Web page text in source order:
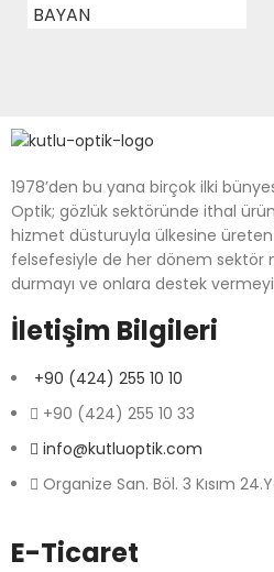
BAYAN
1978’den bu yana birçok ilki
Optik; gözlük sektöründe ithal
hizmet düsturuyla ülkesine üreten
felsefesiyle de her dönem sektör
durmayı ve onlara destek
İletişim Bilgileri
+90 (424) 255 10 10
+90 (424) 255 10 33
info@kutluoptik.com
Organize San. Böl. 3 Kısım
E-Ticaret